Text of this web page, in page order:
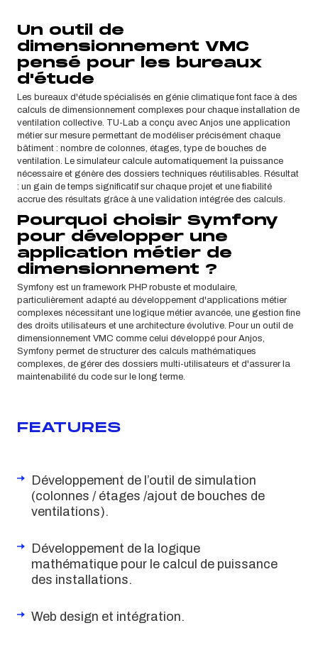
Un outil de
dimensionnement VMC
pensé pour les bureaux
d'étude
Les bureaux d'étude spécialisés en génie climatique font face à des
calculs de dimensionnement complexes pour chaque installation de
ventilation collective. TU-Lab a conçu avec Anjos une application
métier sur mesure permettant de modéliser précisément chaque
bâtiment : nombre de colonnes, étages, type de bouches de
ventilation. Le simulateur calcule automatiquement la puissance
nécessaire et génère des dossiers techniques réutilisables. Résultat
: un gain de temps significatif sur chaque projet et une fiabilité
accrue des résultats grâce à une validation intégrée des calculs.
Pourquoi choisir Symfony
pour développer une
application métier de
dimensionnement ?
Symfony est un framework PHP robuste et modulaire,
particulièrement adapté au développement d'applications métier
complexes nécessitant une logique métier avancée, une gestion fine
des droits utilisateurs et une architecture évolutive. Pour un outil de
dimensionnement VMC comme celui développé pour Anjos,
Symfony permet de structurer des calculs mathématiques
complexes, de gérer des dossiers multi-utilisateurs et d'assurer la
maintenabilité du code sur le long terme.
FEATURES
Développement de l’outil de simulation
(colonnes / étages /ajout de bouches de
ventilations).
Développement de la logique
mathématique pour le calcul de puissance
des installations.
Web design et intégration.